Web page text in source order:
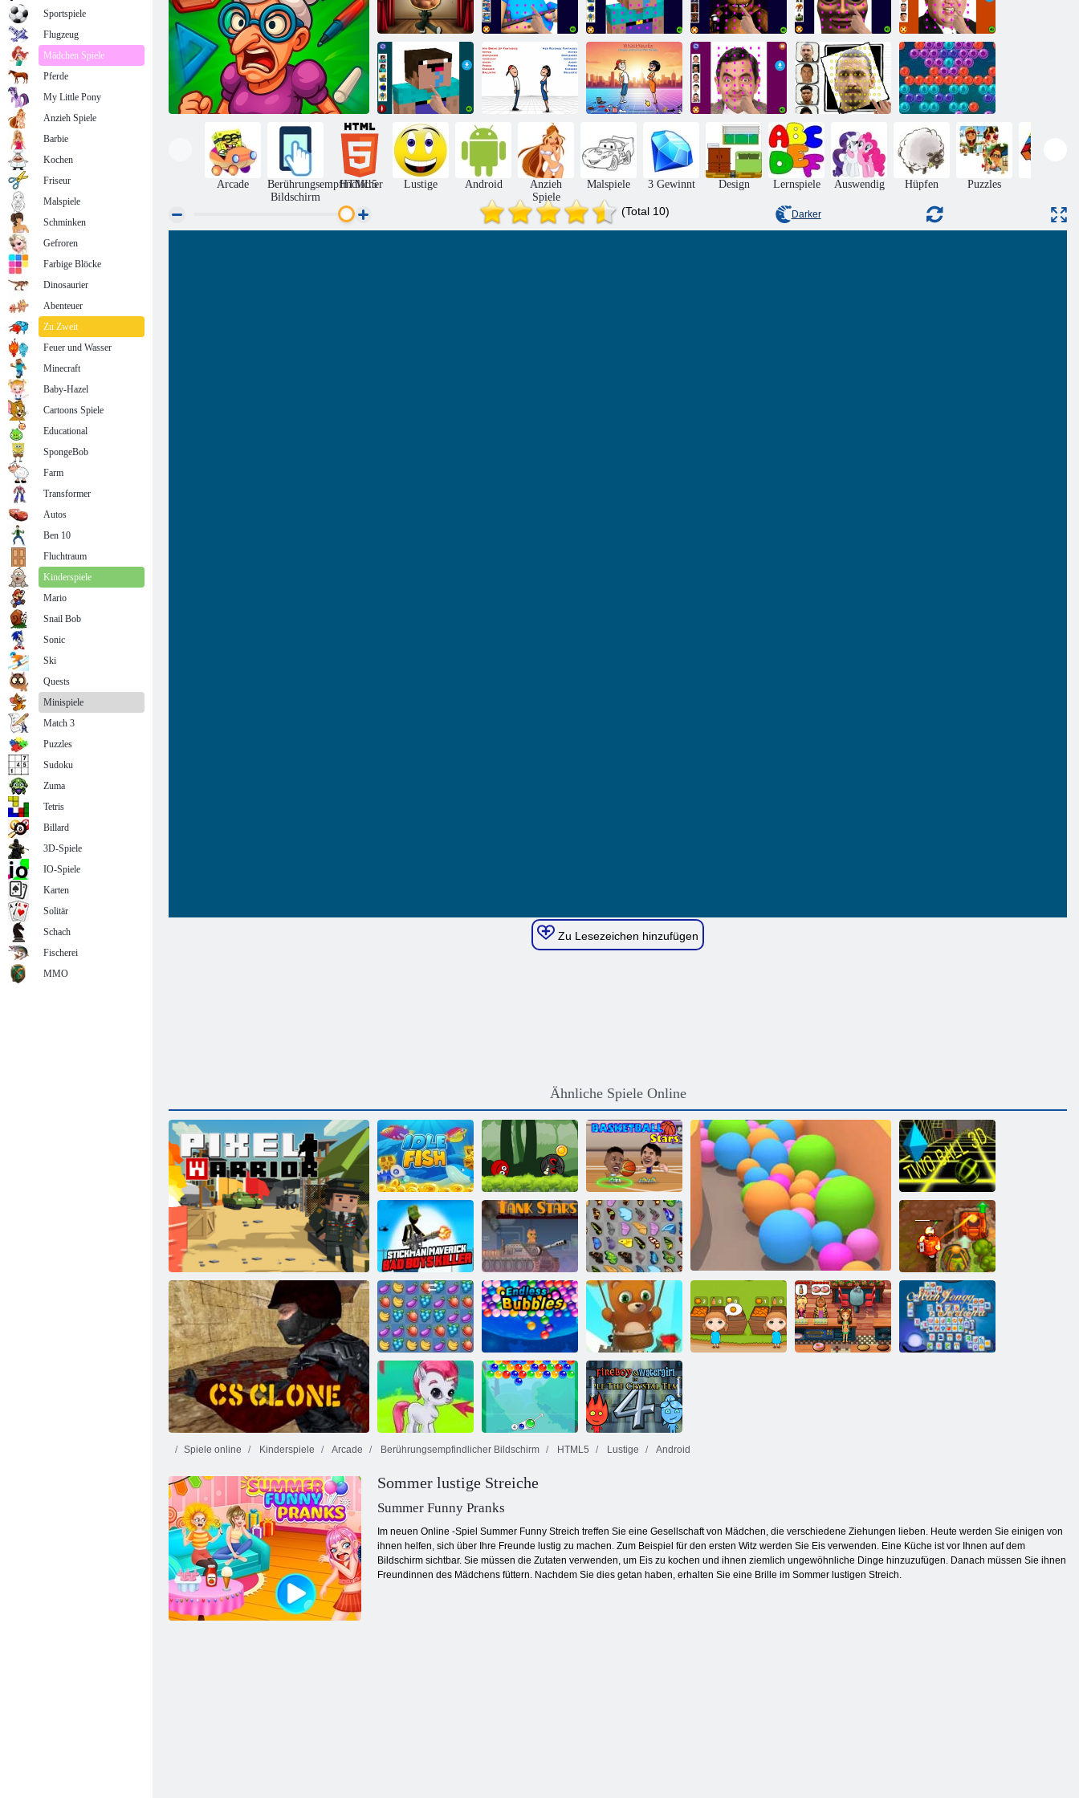
Lol lustiger Tanz
Barry Gefängnis
lustiges Gesicht
Noob Lustiges
Gesicht
Fünf Nächte
lustiges Gesicht
Tung Tung
Sahur lol
Gesicht
Lol jong
ungesichtseditor
Noob schlägt
Lol-Gesicht
Beziehungsrache
Schlag deinen
Mr Bean
lustiges Gesicht
LOL
Berühmtheit
LOL lustiges
Gesicht
Bubble Shooter
Arcade
Berührungsempfindlicher
Bildschirm
HTML5 Lustige Android
Anzieh
Spiele
Malspiele 3 Gewinnt Design Lernspiele Auswendig Hüpfen Puzzles
(Total 10) Darker
Zu Lesezeichen hinzufügen
Ähnliche Spiele Online
Pixel -Krieger
Fisch im
Leerlauf
Ball Hero
Adventure:
Roter Schlagball
Basketball-Stars Zwei Ball 3d
Stickman
Außenseiter Bad
Boys Mörder
Panzersterne
CS -Klon
Schmetterlings
Kyodai
Verfluchter
Schatz 2
Fruita Crush Endlose Bubbles
Bubble Shooter
endlos
Bubble Gemes -
3 Gewinnt
Bubble Charms
Spiele online Kinderspiele Arcade Berührungsempfindlicher Bildschirm HTML5 Lustige Android
Sommer lustige Streiche
Summer Funny Pranks
Im neuen Online -Spiel Summer Funny Streich treffen Sie eine Gesellschaft von Mädchen, die verschiedene Ziehungen lieben. Heute werden Sie einigen von
ihnen helfen, sich über Ihre Freunde lustig zu machen. Zum Beispiel für den ersten Witz werden Sie Eis verwenden. Eine Küche ist vor Ihnen auf dem
Bildschirm sichtbar. Sie müssen die Zutaten verwenden, um Eis zu kochen und ihnen ziemlich ungewöhnliche Dinge hinzuzufügen. Danach müssen Sie ihnen
Freundinnen des Mädchens füttern. Nachdem Sie dies getan haben, erhalten Sie eine Brille im Sommer lustigen Streich.
Sportspiele
Flugzeug
Mädchen Spiele
Pferde
My Little Pony
Anzieh Spiele
Barbie
Kochen
Friseur
Malspiele
Schminken
Gefroren
Farbige Blöcke
Dinosaurier
Abenteuer
Zu Zweit
Feuer und Wasser
Minecraft
Baby-Hazel
Cartoons Spiele
Educational
SpongeBob
Farm
Transformer
Autos
Ben 10
Fluchtraum
Kinderspiele
Mario
Snail Bob
Sonic
Ski
Quests
Minispiele
Match 3
Puzzles
Sudoku
Zuma
Tetris
Billard
3D-Spiele
IO-Spiele
Karten
Solitär
Schach
Fischerei
MMO